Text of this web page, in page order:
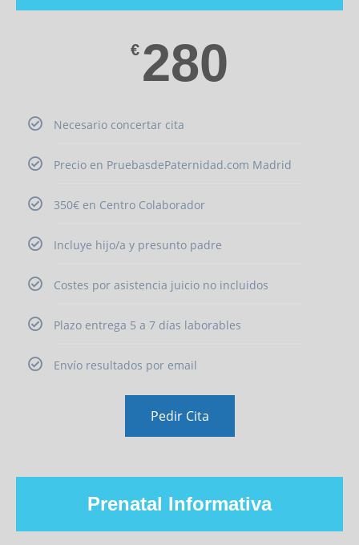
€ 280
Necesario concertar cita
Precio en PruebasdePaternidad.com Madrid
350€ en Centro Colaborador
Incluye hijo/a y presunto padre
Costes por asistencia juicio no incluidos
Plazo entrega 5 a 7 días laborables
Envío resultados por email
Pedir Cita
Prenatal Informativa